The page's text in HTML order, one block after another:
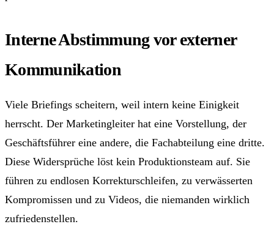
Interne Abstimmung vor externer
Kommunikation
Viele Briefings scheitern, weil intern keine Einigkeit
herrscht. Der Marketingleiter hat eine Vorstellung, der
Geschäftsführer eine andere, die Fachabteilung eine dritte.
Diese Widersprüche löst kein Produktionsteam auf. Sie
führen zu endlosen Korrekturschleifen, zu verwässerten
Kompromissen und zu Videos, die niemanden wirklich
zufriedenstellen.